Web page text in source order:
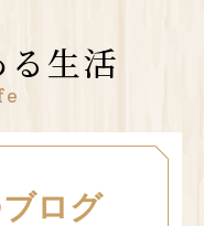
生活
ログ